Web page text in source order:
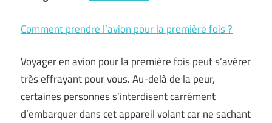
Comment prendre l’avion pour la première fois ?
Voyager en avion pour la première fois peut s’avérer
très effrayant pour vous. Au-delà de la peur,
certaines personnes s’interdisent carrément
d’embarquer dans cet appareil volant car ne sachant